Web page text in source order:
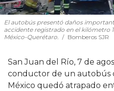
El autobús presentó daños
accidente registrado en el kilómetro
México-Querétaro.
Bomberos SJR
San Juan del Río, 7 de
conductor de un autobús
México quedó atrapado